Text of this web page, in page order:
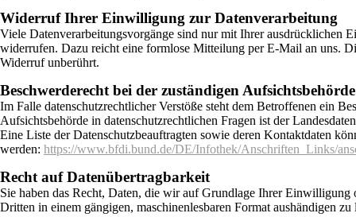
Widerruf Ihrer Einwilligung zur Datenverarbeitung
Viele Datenverarbeitungsvorgänge sind nur mit Ihrer
widerrufen. Dazu reicht eine formlose Mitteilung per E-Mail an uns.
Widerruf unberührt.
Beschwerderecht bei der zuständigen Aufsichtsbehörde
Im Falle datenschutzrechtlicher Verstöße steht dem Betroffenen ein
Aufsichtsbehörde in datenschutzrechtlichen Fragen ist der
Eine Liste der Datenschutzbeauftragten sowie deren Kontaktdaten
werden: https://www.bfdi.bund.de/DE/Infothek/Anschriften_Links/
Recht auf Datenübertragbarkeit
Sie haben das Recht, Daten, die wir auf Grundlage Ihrer
Dritten in einem gängigen, maschinenlesbaren Format aushändigen